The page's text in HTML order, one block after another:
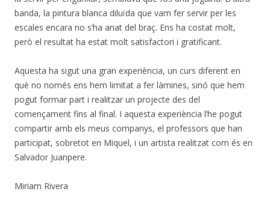
banda, la pintura blanca diluïda que vam fer servir per les
escales encara no s’ha anat del braç. Ens ha costat molt,
però el resultat ha estat molt satisfactori i gratificant.
Aquesta ha sigut una gran experiència, un curs diferent en
què no només ens hem limitat a fer làmines, sinó que hem
pogut formar part i realitzar un projecte des del
començament fins al final. I aquesta experiència l’he pogut
compartir amb els meus companys, el professors que han
participat, sobretot en Miquel, i un artista realitzat com és en
Salvador Juanpere.
Miriam Rivera